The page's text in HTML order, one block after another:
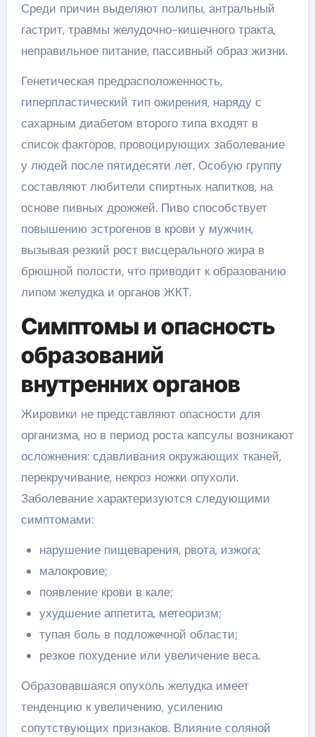
Среди причин выделяют полипы, антральный
гастрит, травмы желудочно-кишечного тракта,
неправильное питание, пассивный образ жизни.
Генетическая предрасположенность,
гиперпластический тип ожирения, наряду с
сахарным диабетом второго типа входят в
список факторов, провоцирующих заболевание
у людей после пятидесяти лет. Особую группу
составляют любители спиртных напитков, на
основе пивных дрожжей. Пиво способствует
повышению эстрогенов в крови у мужчин,
вызывая резкий рост висцерального жира в
брюшной полости, что приводит к образованию
липом желудка и органов ЖКТ.
Симптомы и опасность
образований
внутренних органов
Жировики не представляют опасности для
организма, но в период роста капсулы возникают
осложнения: сдавливания окружающих тканей,
перекручивание, некроз ножки опухоли.
Заболевание характеризуются следующими
симптомами:
нарушение пищеварения, рвота, изжога;
малокровие;
появление крови в кале;
ухудшение аппетита, метеоризм;
тупая боль в подложечной области;
резкое похудение или увеличение веса.
Образовавшаяся опухоль желудка имеет
тенденцию к увеличению, усилению
сопутствующих признаков. Влияние соляной